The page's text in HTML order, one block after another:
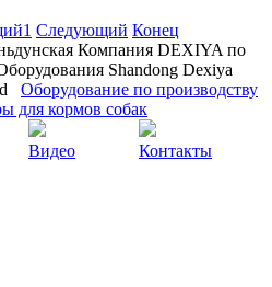
1 Следующий Конец
Компания DEXIYA по
Shandong Dexiya
Оборудование по производству
для кормов собак
Видео
Контакты